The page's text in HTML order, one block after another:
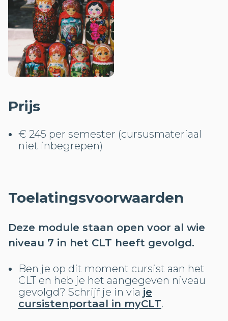
Prijs
€ 245 per semester (cursusmateriaal
niet inbegrepen)
Toelatingsvoorwaarden
Deze module staan open voor al wie
niveau 7 in het CLT heeft gevolgd.
Ben je op dit moment cursist aan het
CLT en heb je het aangegeven niveau
gevolgd? Schrijf je in via je
cursistenportaal in myCLT.